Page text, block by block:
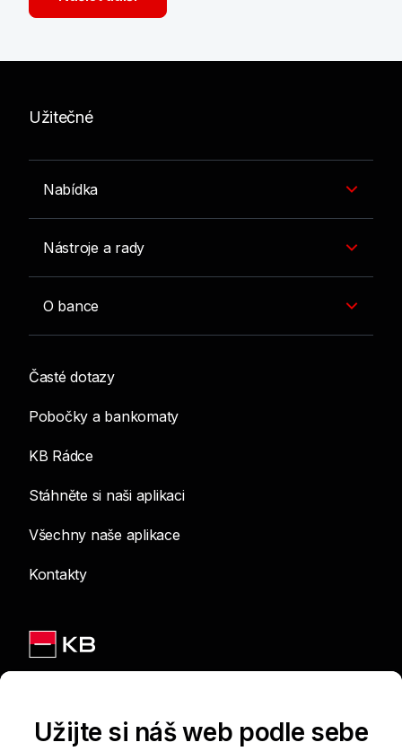
Užitečné
Nabídka
Nástroje a rady
O bance
Časté dotazy
Pobočky a bankomaty
KB Rádce
Stáhněte si naši aplikaci
Všechny naše aplikace
Kontakty
Užijte si náš web podle sebe